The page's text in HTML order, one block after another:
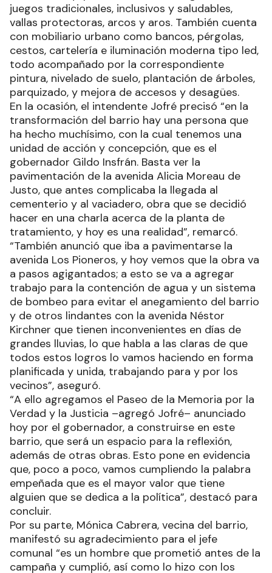
juegos tradicionales, inclusivos y saludables,
vallas protectoras, arcos y aros. También cuenta
con mobiliario urbano como bancos, pérgolas,
cestos, cartelería e iluminación moderna tipo led,
todo acompañado por la correspondiente
pintura, nivelado de suelo, plantación de árboles,
parquizado, y mejora de accesos y desagües.
En la ocasión, el intendente Jofré precisó “en la
transformación del barrio hay una persona que
ha hecho muchísimo, con la cual tenemos una
unidad de acción y concepción, que es el
gobernador Gildo Insfrán. Basta ver la
pavimentación de la avenida Alicia Moreau de
Justo, que antes complicaba la llegada al
cementerio y al vaciadero, obra que se decidió
hacer en una charla acerca de la planta de
tratamiento, y hoy es una realidad”, remarcó.
“También anunció que iba a pavimentarse la
avenida Los Pioneros, y hoy vemos que la obra va
a pasos agigantados; a esto se va a agregar
trabajo para la contención de agua y un sistema
de bombeo para evitar el anegamiento del barrio
y de otros lindantes con la avenida Néstor
Kirchner que tienen inconvenientes en días de
grandes lluvias, lo que habla a las claras de que
todos estos logros lo vamos haciendo en forma
planificada y unida, trabajando para y por los
vecinos”, aseguró.
“A ello agregamos el Paseo de la Memoria por la
Verdad y la Justicia –agregó Jofré– anunciado
hoy por el gobernador, a construirse en este
barrio, que será un espacio para la reflexión,
además de otras obras. Esto pone en evidencia
que, poco a poco, vamos cumpliendo la palabra
empeñada que es el mayor valor que tiene
alguien que se dedica a la política”, destacó para
concluir.
Por su parte, Mónica Cabrera, vecina del barrio,
manifestó su agradecimiento para el jefe
comunal “es un hombre que prometió antes de la
campaña y cumplió, así como lo hizo con los